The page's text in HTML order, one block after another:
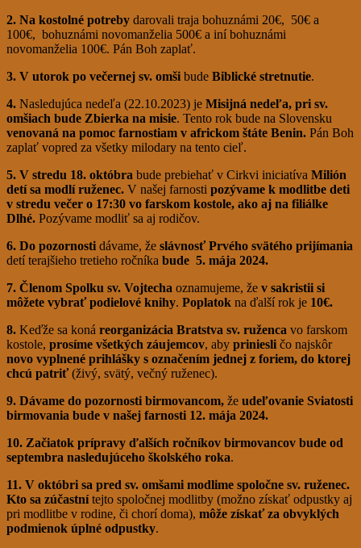
2. Na kostolné potreby darovali traja bohuznámi 20€, 50€ a
100€, bohuznámi novomanželia 500€ a iní bohuznámi
novomanželia 100€. Pán Boh zaplať.
3. V utorok po večernej sv. omši bude Biblické stretnutie.
4. Nasledujúca nedeľa (22.10.2023) je Misijná nedeľa, pri sv.
omšiach bude Zbierka na misie. Tento rok bude na Slovensku
venovaná na pomoc farnostiam v africkom štáte Benin. Pán Boh
zaplať vopred za všetky milodary na tento cieľ.
5. V stredu 18. októbra bude prebiehať v Cirkvi iniciatíva Milión
detí sa modlí ruženec. V našej farnosti pozývame k modlitbe deti
v stredu večer o 17:30 vo farskom kostole, ako aj na filiálke
Dlhé. Pozývame modliť sa aj rodičov.
6. Do pozornosti dávame, že slávnosť Prvého svätého prijímania
detí terajšieho tretieho ročníka bude 5. mája 2024.
7. Členom Spolku sv. Vojtecha oznamujeme, že v sakristii si
môžete vybrať podielové knihy. Poplatok na ďalší rok je 10€.
8. Keďže sa koná reorganizácia Bratstva sv. ruženca vo farskom
kostole, prosíme všetkých záujemcov, aby priniesli čo najskôr
novo vyplnené prihlášky s označením jednej z foriem, do ktorej
chcú patriť(živý, svätý, večný ruženec).
9. Dávame do pozornosti birmovancom, že udeľovanie Sviatosti
birmovania bude v našej farnosti 12. mája 2024.
10. Začiatok prípravy ďalších ročníkov birmovancov bude od
septembra nasledujúceho školského roka.
11. V októbri sa pred sv. omšami modlime spoločne sv. ruženec.
Kto sa zúčastnítejto spoločnej modlitby (možno získať odpustky aj
pri modlitbe v rodine, či chorí doma), môže získať za obvyklých
podmienok úplné odpustky.